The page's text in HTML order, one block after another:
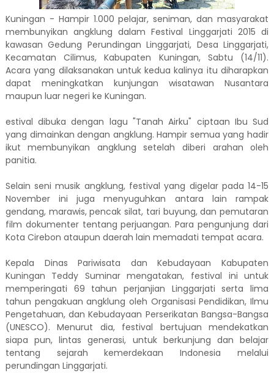
Kuningan - Hampir 1.000 pelajar, seniman, dan masyarakat
membunyikan angklung dalam Festival Linggarjati 2015 di
kawasan Gedung Perundingan Linggarjati, Desa Linggarjati,
Kecamatan Cilimus, Kabupaten Kuningan, Sabtu (14/11).
Acara yang dilaksanakan untuk kedua kalinya itu diharapkan
dapat meningkatkan kunjungan wisatawan Nusantara
maupun luar negeri ke Kuningan.
estival dibuka dengan lagu "Tanah Airku" ciptaan Ibu Sud
yang dimainkan dengan angklung. Hampir semua yang hadir
ikut membunyikan angklung setelah diberi arahan oleh
panitia.
Selain seni musik angklung, festival yang digelar pada 14-15
November ini juga menyuguhkan antara lain rampak
gendang, marawis, pencak silat, tari buyung, dan pemutaran
film dokumenter tentang perjuangan. Para pengunjung dari
Kota Cirebon ataupun daerah lain memadati tempat acara.
Kepala Dinas Pariwisata dan Kebudayaan Kabupaten
Kuningan Teddy Suminar mengatakan, festival ini untuk
memperingati 69 tahun perjanjian Linggarjati serta lima
tahun pengakuan angklung oleh Organisasi Pendidikan, Ilmu
Pengetahuan, dan Kebudayaan Perserikatan Bangsa-Bangsa
(UNESCO). Menurut dia, festival bertujuan mendekatkan
siapa pun, lintas generasi, untuk berkunjung dan belajar
tentang sejarah kemerdekaan Indonesia melalui
perundingan Linggarjati.